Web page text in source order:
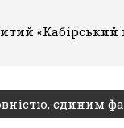
єдиним